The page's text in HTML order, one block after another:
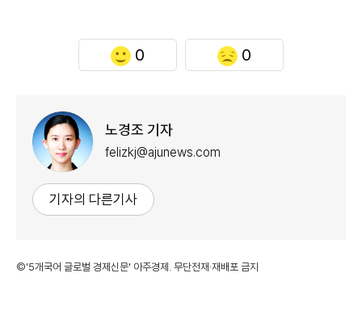
0 0
노경조 기자
felizkj@ajunews.com
기자의 다른기사
©'5개국어 글로벌 경제신문' 아주경제. 무단전재·재배포 금지